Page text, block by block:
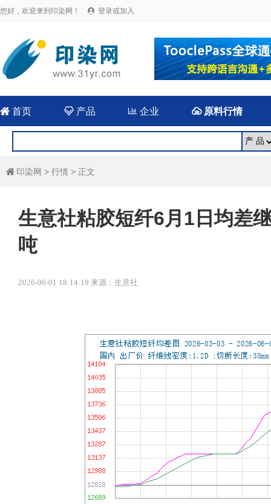
您好，欢迎来到印染网！  登录或加入
 首页 产品  企业 原料行情
 印染网 > 行情 > 正文
生意社粘胶短纤6月1日均差
吨
2026-06-01 18:14:19 来源：生意社